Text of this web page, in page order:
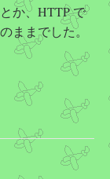
か、HTTP で
ままでした。